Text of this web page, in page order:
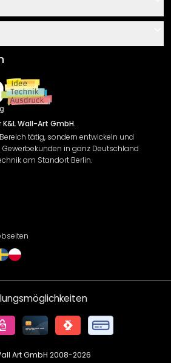
CE-Zeichen
Wall-Art GmbH.
tätig, sondern entwickeln und
in ganz Deutschland
am Standort Berlin.
Art GmbH 2008-2026